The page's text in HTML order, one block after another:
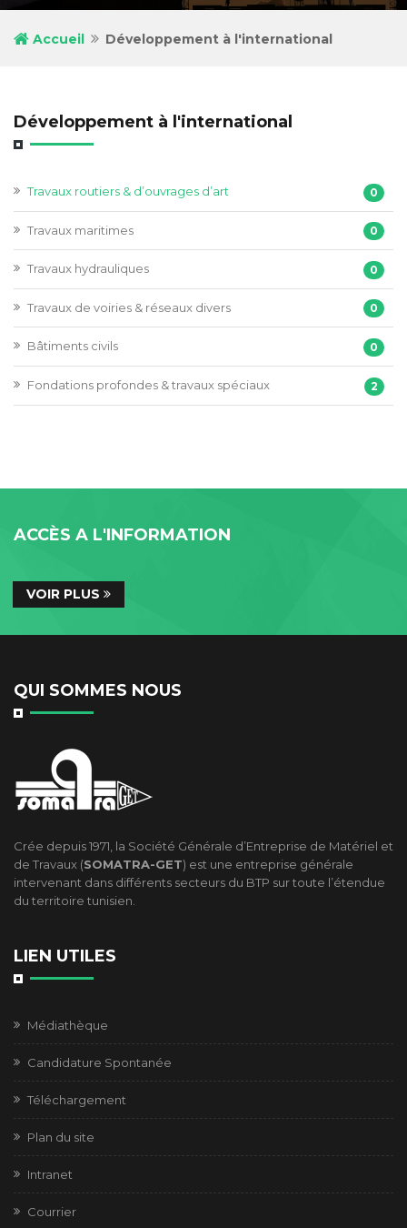
Accueil Développement à l'international
Développement à l'international
Travaux routiers & d’ouvrages d’art 0
Travaux maritimes 0
Travaux hydrauliques 0
Travaux de voiries & réseaux divers 0
Bâtiments civils 0
Fondations profondes & travaux spéciaux 2
ACCÈS A L'INFORMATION
VOIR PLUS
QUI SOMMES NOUS
Crée depuis 1971, la Société Générale d’Entreprise de Matériel et
de Travaux (SOMATRA-GET) est une entreprise générale
intervenant dans différents secteurs du BTP sur toute l’étendue
du territoire tunisien.
LIEN UTILES
Médiathèque
Candidature Spontanée
Téléchargement
Plan du site
Intranet
Courrier